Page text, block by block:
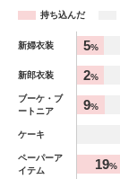
持ち込んだ
アイテム
%
新婦衣装 5%
新郎衣装 2%
ブーケ・ブ
ートニア
9%
ケーキ
ペーパーア
イテム
19%